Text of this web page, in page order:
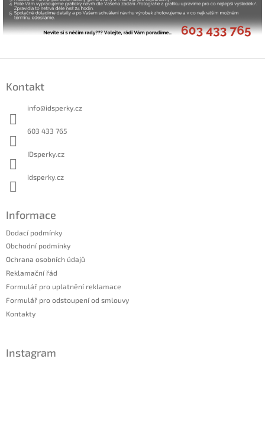
Kontakt
info@idsperky.cz
603 433 765
IDsperky.cz
idsperky.cz
Informace
Dodací podmínky
Obchodní podmínky
Ochrana osobních údajů
Reklamační řád
Formulář pro uplatnění reklamace
Formulář pro odstoupení od smlouvy
Kontakty
Instagram